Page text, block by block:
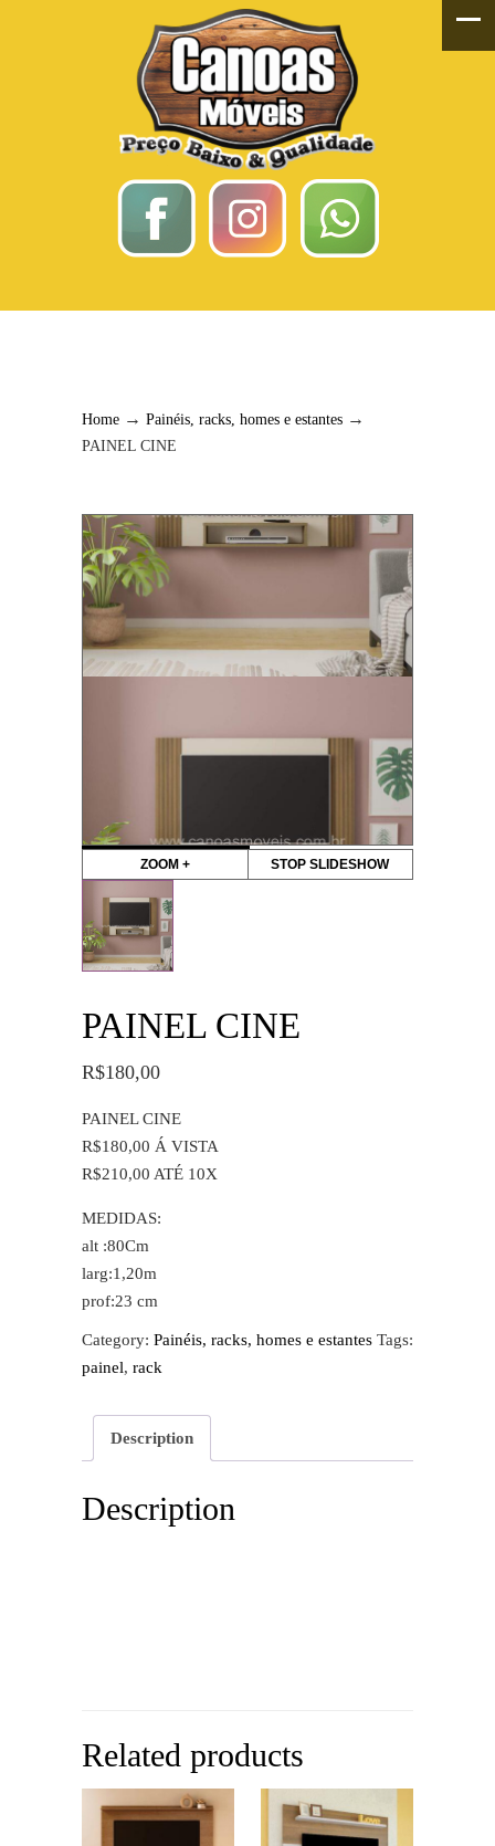
Home → Painéis, racks, homes e estantes →
PAINEL CINE
ZOOM + STOP SLIDESHOW
PAINEL CINE
R$180,00
PAINEL CINE
R$180,00 Á VISTA
R$210,00 ATÉ 10X
MEDIDAS:
alt :80Cm
larg:1,20m
prof:23 cm
Category: Painéis, racks, homes e estantes Tags:
painel, rack
Description
Description
Related products